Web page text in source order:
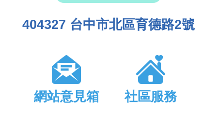
404327 台中市北區育德路2號
網站意見箱 社區服務